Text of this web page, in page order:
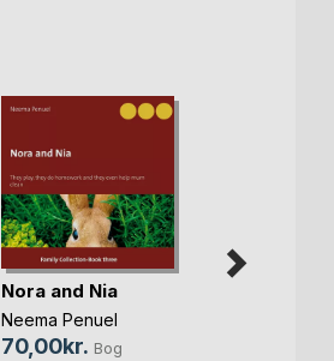
Nora and Nia
Neema Penuel
70,00kr. Bog